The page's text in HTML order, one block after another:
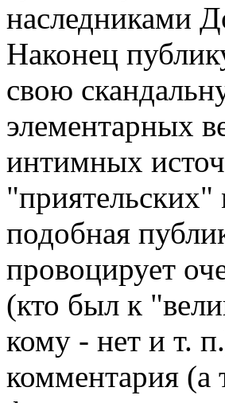
наследниками
Наконец
свою
элементарных
интимных
подобная
провоцирует
(кто был к
кому - нет и т.
комментария